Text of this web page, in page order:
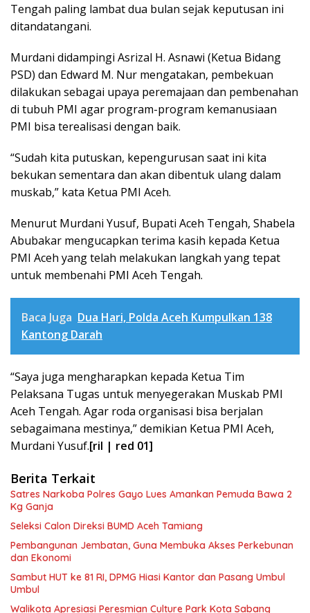
Tengah paling lambat dua bulan sejak keputusan ini
ditandatangani.
Murdani didampingi Asrizal H. Asnawi (Ketua Bidang
PSD) dan Edward M. Nur mengatakan, pembekuan
dilakukan sebagai upaya peremajaan dan pembenahan
di tubuh PMI agar program-program kemanusiaan
PMI bisa terealisasi dengan baik.
“Sudah kita putuskan, kepengurusan saat ini kita
bekukan sementara dan akan dibentuk ulang dalam
muskab,” kata Ketua PMI Aceh.
Menurut Murdani Yusuf, Bupati Aceh Tengah, Shabela
Abubakar mengucapkan terima kasih kepada Ketua
PMI Aceh yang telah melakukan langkah yang tepat
untuk membenahi PMI Aceh Tengah.
Baca Juga Dua Hari, Polda Aceh Kumpulkan 138
Kantong Darah
“Saya juga mengharapkan kepada Ketua Tim
Pelaksana Tugas untuk menyegerakan Muskab PMI
Aceh Tengah. Agar roda organisasi bisa berjalan
sebagaimana mestinya,” demikian Ketua PMI Aceh,
Murdani Yusuf.[ril | red 01]
Berita Terkait
Satres Narkoba Polres Gayo Lues Amankan Pemuda Bawa 2
Kg Ganja
Seleksi Calon Direksi BUMD Aceh Tamiang
Pembangunan Jembatan, Guna Membuka Akses Perkebunan
dan Ekonomi
Sambut HUT ke 81 RI, DPMG Hiasi Kantor dan Pasang Umbul
Umbul
Walikota Apresiasi Peresmian Culture Park Kota Sabang